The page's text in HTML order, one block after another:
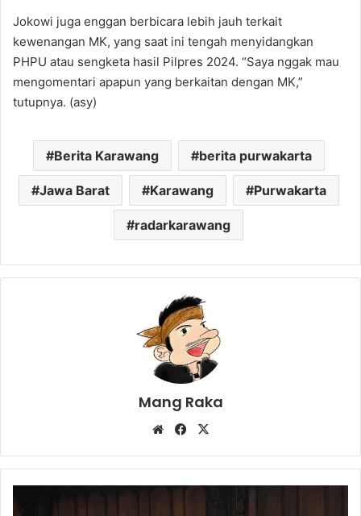
Jokowi juga enggan berbicara lebih jauh terkait
kewenangan MK, yang saat ini tengah menyidangkan
PHPU atau sengketa hasil Pilpres 2024. “Saya nggak mau
mengomentari apapun yang berkaitan dengan MK,”
tutupnya. (asy)
Berita Karawang berita purwakarta
Jawa Barat Karawang Purwakarta
radarkarawang
Mang Raka
WebsiteFacebook